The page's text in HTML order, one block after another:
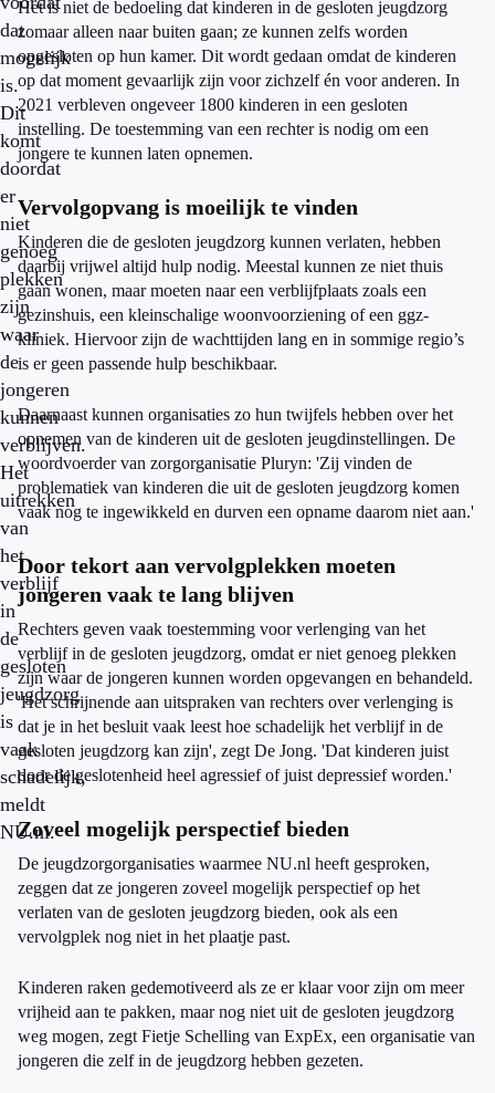
dat
mogelijk
is.
Dit
komt
doordat
er
niet
genoeg
plekken
zijn
waar
de
jongeren
kunnen
verblijven.
Het
uitrekken
van
het
verblijf
in
de
gesloten
jeugdzorg
is
vaak
schadelijk,
meldt
NU.nl.
Het is niet de bedoeling dat kinderen in de gesloten jeugdzorg
zomaar alleen naar buiten gaan; ze kunnen zelfs worden
opgesloten op hun kamer. Dit wordt gedaan omdat de kinderen
op dat moment gevaarlijk zijn voor zichzelf én voor anderen. In
2021 verbleven ongeveer 1800 kinderen in een gesloten
instelling. De toestemming van een rechter is nodig om een
jongere te kunnen laten opnemen.
Vervolgopvang is moeilijk te vinden
Kinderen die de gesloten jeugdzorg kunnen verlaten, hebben
daarbij vrijwel altijd hulp nodig. Meestal kunnen ze niet thuis
gaan wonen, maar moeten naar een verblijfplaats zoals een
gezinshuis, een kleinschalige woonvoorziening of een ggz-
kliniek. Hiervoor zijn de wachttijden lang en in sommige regio’s
is er geen passende hulp beschikbaar.
Daarnaast kunnen organisaties zo hun twijfels hebben over het
opnemen van de kinderen uit de gesloten jeugdinstellingen. De
woordvoerder van zorgorganisatie Pluryn: 'Zij vinden de
problematiek van kinderen die uit de gesloten jeugdzorg komen
vaak nog te ingewikkeld en durven een opname daarom niet aan.'
Door tekort aan vervolgplekken moeten
jongeren vaak te lang blijven
Rechters geven vaak toestemming voor verlenging van het
verblijf in de gesloten jeugdzorg, omdat er niet genoeg plekken
zijn waar de jongeren kunnen worden opgevangen en behandeld.
'Het schrijnende aan uitspraken van rechters over verlenging is
dat je in het besluit vaak leest hoe schadelijk het verblijf in de
gesloten jeugdzorg kan zijn', zegt De Jong. 'Dat kinderen juist
door de geslotenheid heel agressief of juist depressief worden.'
Zoveel mogelijk perspectief bieden
De jeugdzorgorganisaties waarmee NU.nl heeft gesproken,
zeggen dat ze jongeren zoveel mogelijk perspectief op het
verlaten van de gesloten jeugdzorg bieden, ook als een
vervolgplek nog niet in het plaatje past.
Kinderen raken gedemotiveerd als ze er klaar voor zijn om meer
vrijheid aan te pakken, maar nog niet uit de gesloten jeugdzorg
weg mogen, zegt Fietje Schelling van ExpEx, een organisatie van
jongeren die zelf in de jeugdzorg hebben gezeten.